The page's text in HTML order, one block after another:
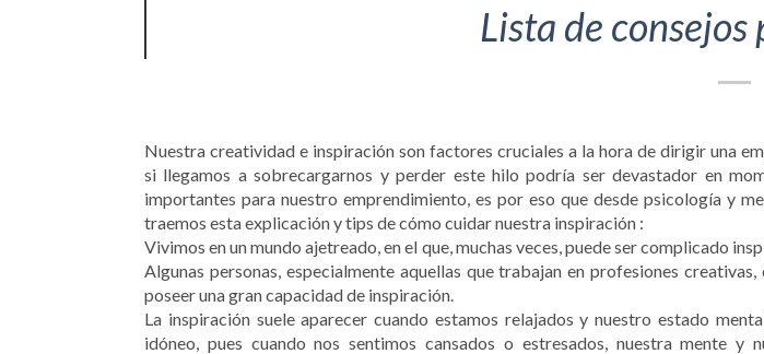
Lista de
Nuestra creatividad e inspiración son factores cruciales a la hora de dirigir una
si llegamos a sobrecargarnos y perder este hilo podría ser devastador en
importantes para nuestro emprendimiento, es por eso que desde psicología y
traemos esta explicación y tips de cómo cuidar nuestra inspiración :
Vivimos en un mundo ajetreado, en el que, muchas veces, puede ser complicado
Algunas personas, especialmente aquellas que trabajan en profesiones creativas,
poseer una gran capacidad de inspiración.
La inspiración suele aparecer cuando estamos relajados y nuestro estado
idóneo, pues cuando nos sentimos cansados o estresados, nuestra mente y